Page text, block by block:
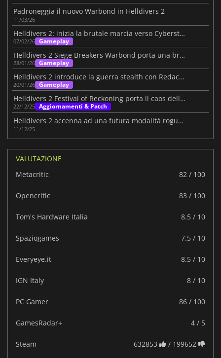
Padroneggia il nuovo Warbond in Helldivers 2
11/03/26
Helldivers 2: inizia la brutale marcia verso Cyberstan
07/02/26 Gameplay
Helldivers 2 Siege Breakers Warbond porta una brutale potenza di fuoco
28/01/26 Gameplay
Helldivers 2 introduce la guerra stealth con Redacted Regiment
20/01/26 Gameplay
Helldivers 2 Festival of Reckoning porta il caos delle vacanze
22/12/25 Aggiornamenti & Patch
Helldivers 2 accenna ad una futura modalità roguelite
11/12/25
VALUTAZIONE
Metacritic
82 / 100
Opencritic 83 / 100
Tom's Hardware Italia 8.5 / 10
Spaziogames 7.5 / 10
Everyeye.it 8.5 / 10
IGN Italy 8 / 10
PC Gamer 86 / 100
GamesRadar+ 4 / 5
Steam 632853 / 199652